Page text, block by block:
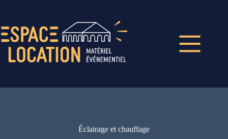
Éclairage et chauffage